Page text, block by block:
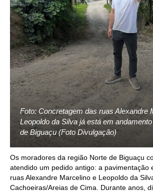
Foto: Concretagem das ruas Alexandre
Leopoldo da Silva já está em
de Biguaçu (Foto Divulgação)
Os moradores da região Norte de Biguaçu
atendido um pedido antigo: a pavimentação
ruas Alexandre Marcelino e Leopoldo da
Cachoeiras/Areias de Cima. Durante anos,